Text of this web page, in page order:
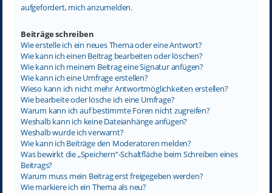
aufgefordert, mich anzumelden.
Beiträge schreiben
Wie erstelle ich ein neues Thema oder eine Antwort?
Wie kann ich einen Beitrag bearbeiten oder löschen?
Wie kann ich meinem Beitrag eine Signatur anfügen?
Wie kann ich eine Umfrage erstellen?
Wieso kann ich nicht mehr Antwortmöglichkeiten erstellen?
Wie bearbeite oder lösche ich eine Umfrage?
Warum kann ich auf bestimmte Foren nicht zugreifen?
Weshalb kann ich keine Dateianhänge anfügen?
Weshalb wurde ich verwarnt?
Wie kann ich Beiträge den Moderatoren melden?
Was bewirkt die „Speichern“-Schaltfläche beim Schreiben eines
Beitrags?
Warum muss mein Beitrag erst freigegeben werden?
Wie markiere ich ein Thema als neu?